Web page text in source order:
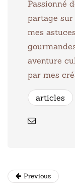
Passionné
partage sur
mes
aventure
par mes
articles
Previous